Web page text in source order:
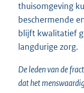
thuisomgeving
beschermende
blijft kwalitatief
langdurige zorg.
De leden van de
dat het